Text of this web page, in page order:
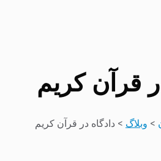
قرآن کریم
> وبلاگ > دادگاه در قرآن کریم